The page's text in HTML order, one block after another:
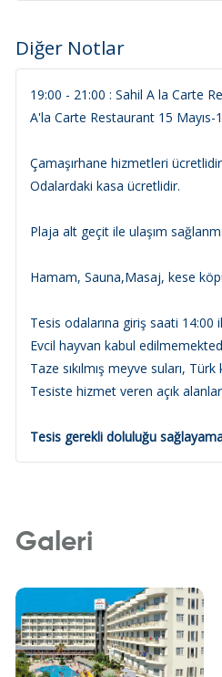
Diğer Notlar
19:00 - 21:00 : Sahil A la Carte
A'la Carte Restaurant 15
Çamaşırhane hizmetleri
Odalardaki kasa ücretlidir.
Plaja alt geçit ile ulaşım
Hamam, Sauna,Masaj, kese
Tesis odalarına giriş saati 14:00
Evcil hayvan kabul
Taze sıkılmış meyve suları,
Tesiste hizmet veren açık
Tesis gerekli doluluğu
Galeri